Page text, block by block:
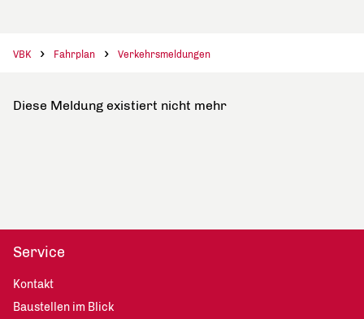
VBK Fahrplan Verkehrsmeldungen
Diese Meldung existiert nicht mehr
Service
Kontakt
Baustellen im Blick